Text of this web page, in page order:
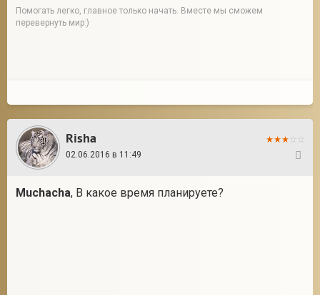
Помогать легко, главное только начать. Вместе мы сможем
перевернуть мир:)
Risha
02.06.2016 в 11:49
Muchacha, В какое время планируете?